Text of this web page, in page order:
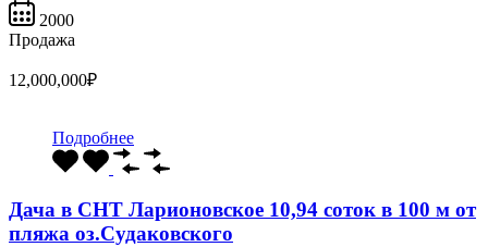
2000
Продажа
12,000,000₽
Подробнее
Дача в СНТ Ларионовское 10,94 соток в 100 м от
пляжа оз.Судаковского